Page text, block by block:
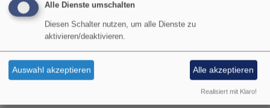
vielfältiges Gemeindeleben.
Alle Dienste umschalten
Diesen Schalter nutzen, um alle Dienste zu
aktivieren/deaktivieren.
Auswahl akzeptieren Alle akzeptieren
Realisiert mit Klaro!